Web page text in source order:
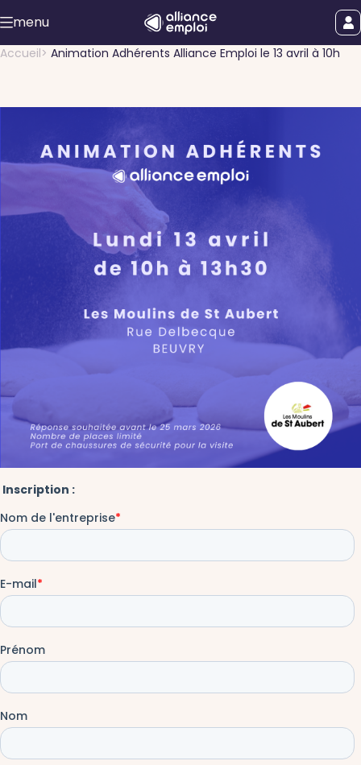
Accéder au contenu principal
Afficher le
menu
le menu
Accueil Animation Adhérents Alliance Emploi le 13 avril à 10h